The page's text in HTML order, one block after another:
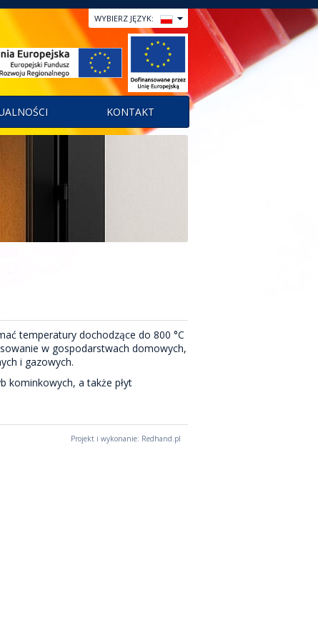
WYBIERZ JĘZYK:
KONTAKT
temperatury dochodzące do 800 °C
w gospodarstwach domowych,
i gazowych.
kominkowych, a także płyt
Projekt i wykonanie: Redhand.pl